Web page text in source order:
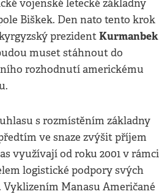
vojenské letecké základny
Biškek. Den nato tento krok
prezidentKurmanbek
muset stáhnout do
rozhodnutí americkému
s rozmístěním základny
ve snaze zvýšit příjem
využívají od roku 2001 v rámci
logistické podpory svých
Manasu Američané